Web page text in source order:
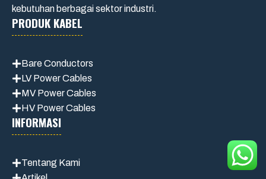
kebutuhan berbagai sektor industri.
PRODUK KABEL
Bare Conductors
LV Power Cables
MV Power Cables
HV Power Cables
INFORMASI
Tentang Kami